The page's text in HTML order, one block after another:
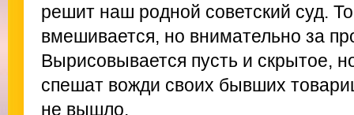
решит наш родной советский суд.
вмешивается, но внимательно за
Вырисовывается пусть и скрытое,
спешат вожди своих бывших
не вышло.